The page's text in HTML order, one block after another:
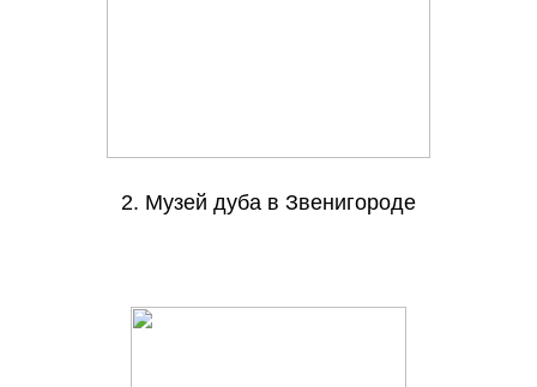
2. Музей дуба в Звенигороде